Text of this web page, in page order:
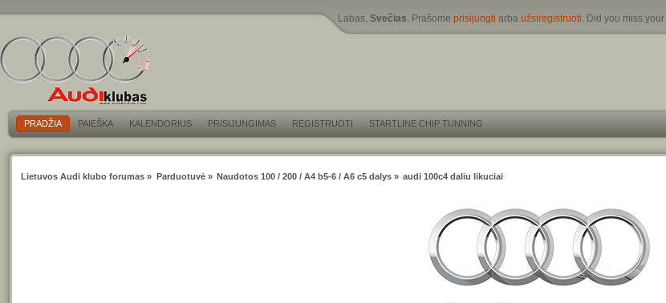
Labas, Svečias. Prašome prisijungti arba užsiregistruoti. Did you miss your
PRADŽIA PAIEŠKA KALENDORIUS PRISIJUNGIMAS REGISTRUOTI STARTLINE CHIP TUNNING
Lietuvos Audi klubo forumas » Parduotuvė» Naudotos 100 / 200 / A4 b5-6 / A6 c5 dalys» audi 100c4 daliu likuciai